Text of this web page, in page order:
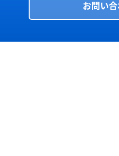
お問い